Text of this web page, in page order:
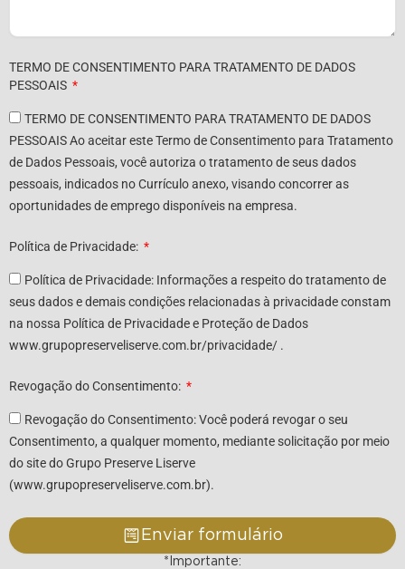
TERMO DE CONSENTIMENTO PARA TRATAMENTO DE DADOS
PESSOAIS
TERMO DE CONSENTIMENTO PARA TRATAMENTO DE DADOS
PESSOAIS Ao aceitar este Termo de Consentimento para Tratamento
de Dados Pessoais, você autoriza o tratamento de seus dados
pessoais, indicados no Currículo anexo, visando concorrer as
oportunidades de emprego disponíveis na empresa.
Política de Privacidade:
Política de Privacidade: Informações a respeito do tratamento de
seus dados e demais condições relacionadas à privacidade constam
na nossa Política de Privacidade e Proteção de Dados
www.grupopreserveliserve.com.br/privacidade/ .
Revogação do Consentimento:
Revogação do Consentimento: Você poderá revogar o seu
Consentimento, a qualquer momento, mediante solicitação por meio
do site do Grupo Preserve Liserve
(www.grupopreserveliserve.com.br).
Enviar formulário
*Importante: